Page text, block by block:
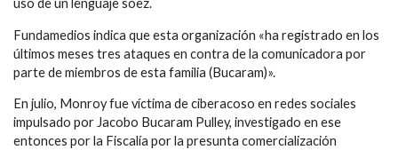
uso de un lenguaje soez.
Fundamedios indica que esta organización «ha registrado en los
últimos meses tres ataques en contra de la comunicadora por
parte de miembros de esta familia (Bucaram)».
En julio, Monroy fue víctima de ciberacoso en redes sociales
impulsado por Jacobo Bucaram Pulley, investigado en ese
entonces por la Fiscalía por la presunta comercialización